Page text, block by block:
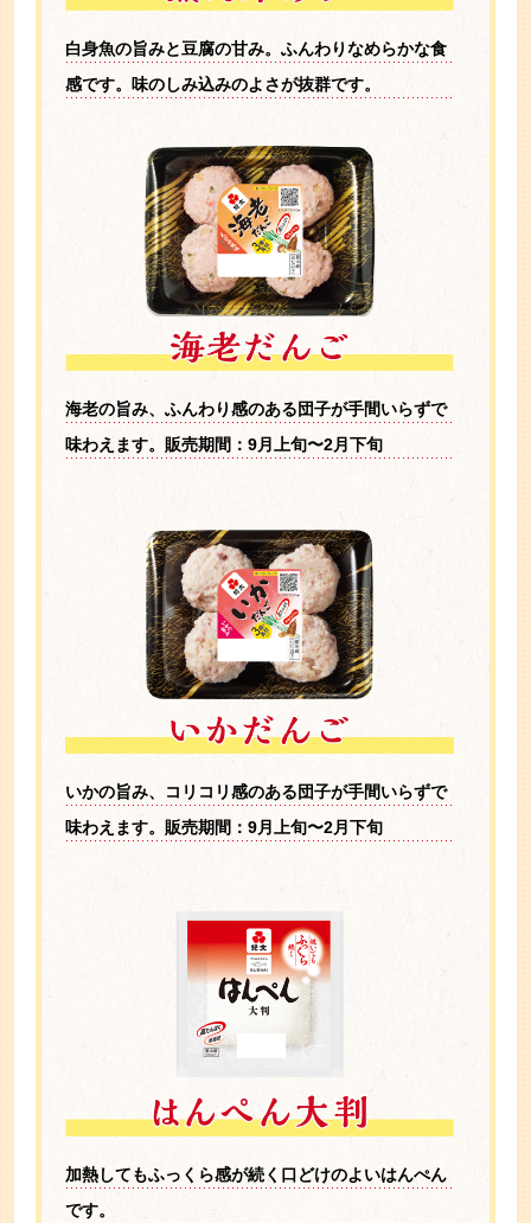
白身魚の旨みと豆腐の甘み。 ふんわりなめらかな食
感です。
味のしみ込みのよさが抜群です。
海老の旨み、ふんわり感のある団子が手間いらずで
味わえます。
販売期間：9月上旬〜2月下旬
いかの旨み、コリコリ感のある団子が手間いらずで
味わえます。 販売期間：9月上旬〜2月下旬
加熱してもふっくら感が続く 口どけのよいはんぺん
です。